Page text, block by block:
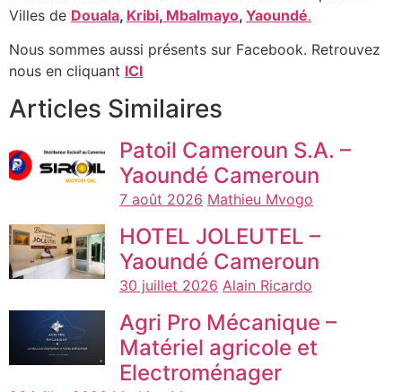
Villes de Douala, Kribi, Mbalmayo, Yaoundé.
Nous sommes aussi présents sur Facebook. Retrouvez
nous en cliquant ICI
Articles Similaires
Patoil Cameroun S.A. –
Yaoundé Cameroun
7 août 2026 Mathieu Mvogo
HOTEL JOLEUTEL –
Yaoundé Cameroun
30 juillet 2026 Alain Ricardo
Agri Pro Mécanique –
Matériel agricole et
Electroménager